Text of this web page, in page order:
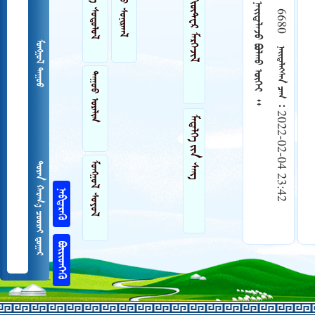
 
   


ᠲᠠᠭᠤᠤ ᠣᠷᠠᠯᠢᠭ
 
 
  6680    2022-02-04 23:42